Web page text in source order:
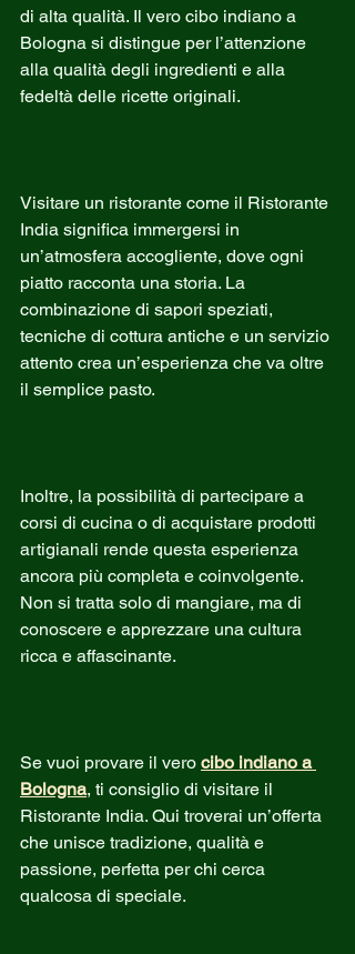
di alta qualità. Il vero cibo indiano a
Bologna si distingue per l’attenzione
alla qualità degli ingredienti e alla
fedeltà delle ricette originali.
Visitare un ristorante come il Ristorante
India significa immergersi in
un’atmosfera accogliente, dove ogni
piatto racconta una storia. La
combinazione di sapori speziati,
tecniche di cottura antiche e un servizio
attento crea un’esperienza che va oltre
il semplice pasto.
Inoltre, la possibilità di partecipare a
corsi di cucina o di acquistare prodotti
artigianali rende questa esperienza
ancora più completa e coinvolgente.
Non si tratta solo di mangiare, ma di
conoscere e apprezzare una cultura
ricca e affascinante.
Se vuoi provare il vero cibo indiano a
Bologna, ti consiglio di visitare il
Ristorante India. Qui troverai un’offerta
che unisce tradizione, qualità e
passione, perfetta per chi cerca
qualcosa di speciale.